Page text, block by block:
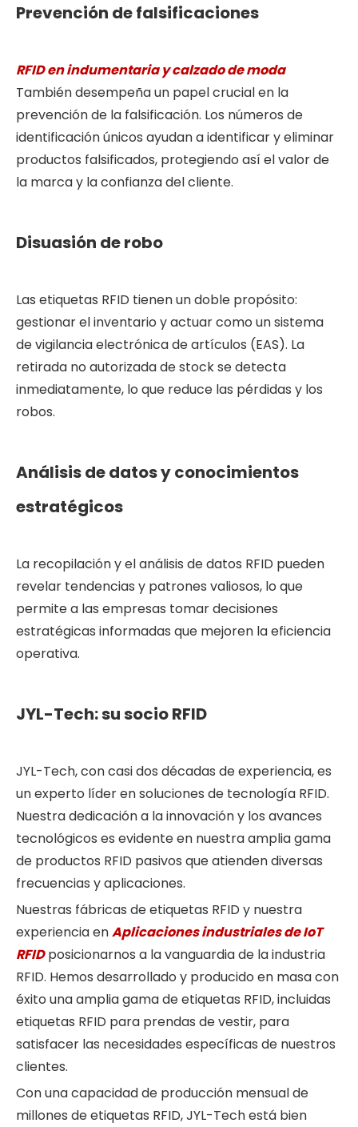
Prevención de falsificaciones
RFID en indumentaria y calzado de moda
También desempeña un papel crucial en la
prevención de la falsificación. Los números de
identificación únicos ayudan a identificar y eliminar
productos falsificados, protegiendo así el valor de
la marca y la confianza del cliente.
Disuasión de robo
Las etiquetas RFID tienen un doble propósito:
gestionar el inventario y actuar como un sistema
de vigilancia electrónica de artículos (EAS). La
retirada no autorizada de stock se detecta
inmediatamente, lo que reduce las pérdidas y los
robos.
Análisis de datos y conocimientos
estratégicos
La recopilación y el análisis de datos RFID pueden
revelar tendencias y patrones valiosos, lo que
permite a las empresas tomar decisiones
estratégicas informadas que mejoren la eficiencia
operativa.
JYL-Tech: su socio RFID
JYL-Tech, con casi dos décadas de experiencia, es
un experto líder en soluciones de tecnología RFID.
Nuestra dedicación a la innovación y los avances
tecnológicos es evidente en nuestra amplia gama
de productos RFID pasivos que atienden diversas
frecuencias y aplicaciones.
Nuestras fábricas de etiquetas RFID y nuestra
experiencia enAplicaciones industriales de IoT
RFIDposicionarnos a la vanguardia de la industria
RFID. Hemos desarrollado y producido en masa con
éxito una amplia gama de etiquetas RFID, incluidas
etiquetas RFID para prendas de vestir, para
satisfacer las necesidades específicas de nuestros
clientes.
Con una capacidad de producción mensual de
millones de etiquetas RFID, JYL-Tech está bien